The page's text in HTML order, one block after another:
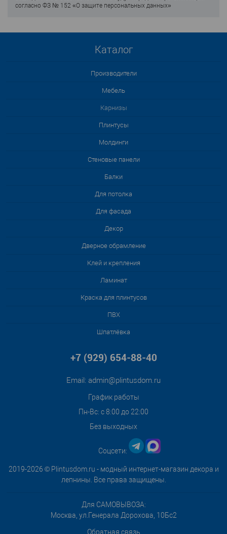
согласно ФЗ № 152 «О защите персональных данных»
Каталог
Производители
Мебель
Карнизы
Плинтусы
Молдинги
Стеновые панели
Балки
Для потолка
Для фасада
Декор
Дверное обрамление
Клей и крепления
Ламинат
Краска для плинтусов
ПВХ
Шпатлёвка
2019-2026 © Plintusdom.ru - модный интернет-магазин декора и
лепнины. Все права защищены.
Для САМОВЫВОЗА:
Москва, ул.Генерала Дорохова, 10Бс2
Обратная связь
+7 (929) 654-88-40
Email: admin@plintusdom.ru
График работы
Пн-Вс: с 8:00 до 22:00
Без выходных
Соцсети: